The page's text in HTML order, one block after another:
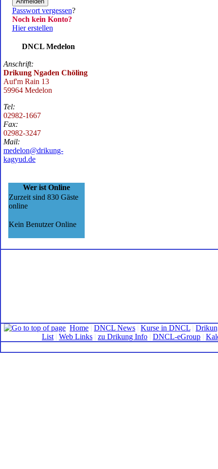
Passwort vergessen?
Noch kein Konto?
Hier erstellen
DNCL Medelon
Anschrift:
Drikung Ngaden Chöling
Auf'm Rain 13
59964 Medelon
Tel:
02982-1667
Fax:
02982-3247
Mail:
medelon@drikung-
kagyud.de
Wer ist Online
Zurzeit sind 830 Gäste
online
Kein Benutzer Online
Home | DNCL News | Kurse in DNCL |
List | Web Links | zu Drikung Info | DNCL-eGroup |